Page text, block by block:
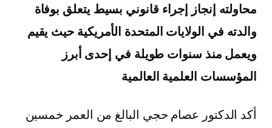
محاولته إنجاز إجراء قانوني بسيط يتعلق بوفاة
والدته في الولايات المتحدة الأمريكية حيث يقيم
ويعمل منذ سنوات طويلة في إحدى أبرز
المؤسسات العلمية العالمية
أكد الدكتور عصام حجي البالغ من العمر خمسين